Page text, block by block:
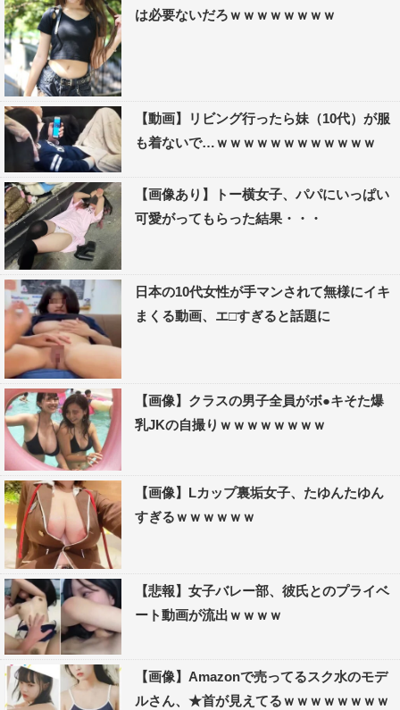
は必要ないだろｗｗｗｗｗｗｗｗ
【動画】リビング行ったら妹（10代）が服
も着ないで…ｗｗｗｗｗｗｗｗｗｗｗｗ
【画像あり】トー横女子、パパにいっぱい
可愛がってもらった結果・・・
日本の10代女性が手マンされて無様にイキ
まくる動画、エ□すぎると話題に
【画像】クラスの男子全員がボ●キそた爆
乳JKの自撮りｗｗｗｗｗｗｗｗ
【画像】Lカップ裏垢女子、たゆんたゆん
すぎるｗｗｗｗｗｗ
【悲報】女子バレー部、彼氏とのプライベ
ート動画が流出ｗｗｗｗ
【画像】Amazonで売ってるスク水のモデ
ルさん、★首が見えてるｗｗｗｗｗｗｗｗ